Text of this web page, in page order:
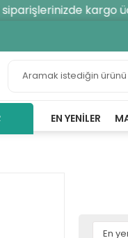
kargo
EN YENILER